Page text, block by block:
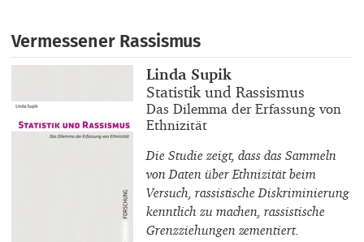
Vermessener Rassismus
Buchautor_innen
Linda Supik
Buchtitel
Statistik und Rassismus
Buchuntertitel
Das Dilemma der Erfassung von
Ethnizität
Die Studie zeigt, dass das Sammeln
von Daten über Ethnizität beim
Versuch, rassistische Diskriminierung
kenntlich zu machen, rassistische
Grenzziehungen zementiert.